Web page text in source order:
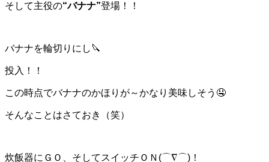
そして主役の“バナナ”登場！！
バナナを輪切りにし🔪
投入！！
この時点でバナナのかほりが～かなり美味しそう🤤
そんなことはさておき（笑）
炊飯器にＧＯ、そしてスイッチＯＮ(⌒∇⌒)！